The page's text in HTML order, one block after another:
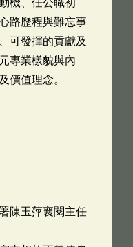
機、任公職初
路歷程與難忘事
可發揮的貢獻及
專業樣貌與內
價值理念。
玉萍襄閱主任